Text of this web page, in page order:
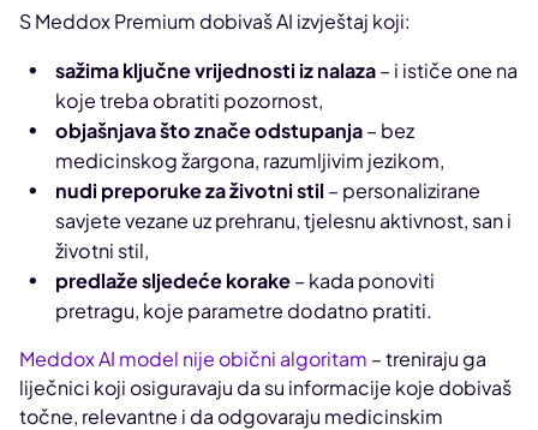
S Meddox Premium dobivaš AI izvještaj koji:
sažima ključne vrijednosti iz nalaza– i ističe one na
koje treba obratiti pozornost,
objašnjava što znače odstupanja– bez
medicinskog žargona, razumljivim jezikom,
nudi preporuke za životni stil– personalizirane
savjete vezane uz prehranu, tjelesnu aktivnost, san i
životni stil,
predlaže sljedeće korake– kada ponoviti
pretragu, koje parametre dodatno pratiti.
Meddox AI model nije obični algoritam – treniraju ga
liječnici koji osiguravaju da su informacije koje dobivaš
točne, relevantne i da odgovaraju medicinskim